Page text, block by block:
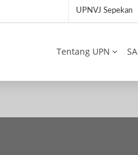
UPNVJ Sepekan
Tentang UPN